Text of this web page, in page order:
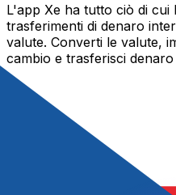
L'app Xe ha tutto ciò di cui
trasferimenti di denaro
valute. Converti le valute,
cambio e trasferisci
nascoste. Scaricala oggi